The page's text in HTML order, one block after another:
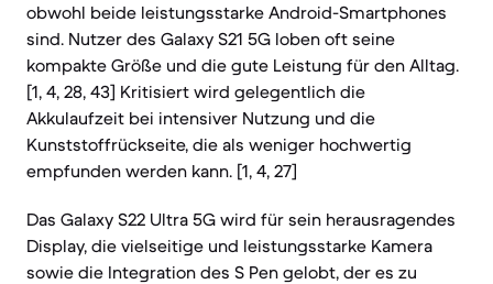
obwohl beide leistungsstarke Android-Smartphones
sind. Nutzer des Galaxy S21 5G loben oft seine
kompakte Größe und die gute Leistung für den Alltag.
[1, 4, 28, 43] Kritisiert wird gelegentlich die
Akkulaufzeit bei intensiver Nutzung und die
Kunststoffrückseite, die als weniger hochwertig
empfunden werden kann. [1, 4, 27]
Das Galaxy S22 Ultra 5G wird für sein herausragendes
Display, die vielseitige und leistungsstarke Kamera
sowie die Integration des S Pen gelobt, der es zu